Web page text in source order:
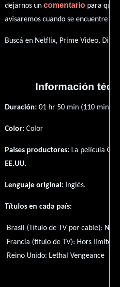
dejarnos un comentario para que
avisaremos cuando se encuentre
Buscá en Netflix, Prime Video,
Información
Duración: 01 hr 50 min (110
Color: Color
Paises productores: La película
EE.UU.
Lenguaje original: Inglés.
Títulos en cada país:
Brasil (Título de TV por cable): No
Francia (título de TV): Hors limites
Reino Unido: Lethal Vengeance